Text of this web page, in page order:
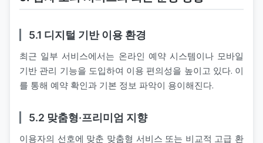
5.1 디지털 기반 이용 환경
최근 일부 서비스에서는 온라인 예약 시스템이나 모바일
기반 관리 기능을 도입하여 이용 편의성을 높이고 있다. 이
를 통해 예약 확인과 기본 정보 파악이 용이해진다.
5.2 맞춤형·프리미엄 지향
이용자의 선호에 맞춘 맞춤형 서비스 또는 비교적 고급 환